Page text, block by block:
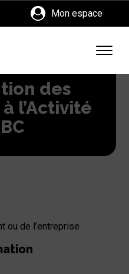
des
l’Activité
ou de l’entreprise
Mon espace